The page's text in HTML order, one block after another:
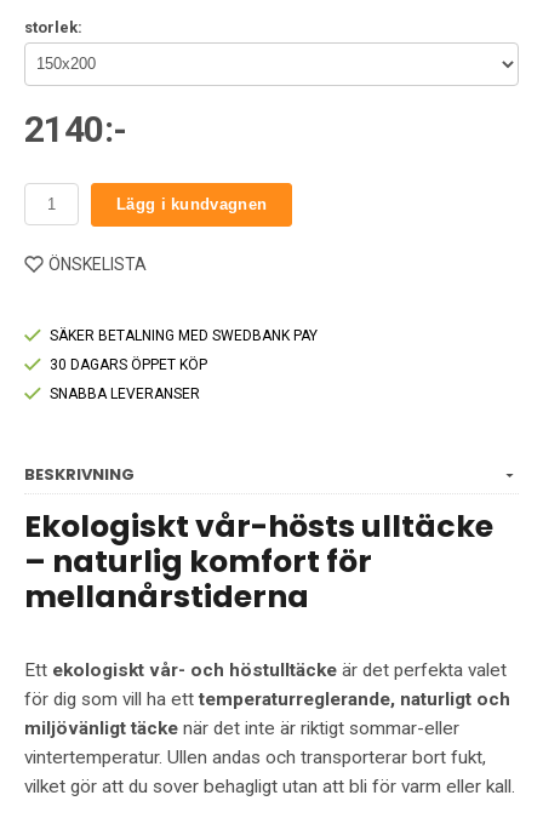
storlek:
2140:-
Lägg i kundvagnen
ÖNSKELISTA
SÄKER BETALNING MED SWEDBANK PAY
30 DAGARS ÖPPET KÖP
SNABBA LEVERANSER
BESKRIVNING
Ekologiskt vår-hösts ulltäcke
– naturlig komfort för
mellanårstiderna
Ett ekologiskt vår- och höstulltäcke är det perfekta valet
för dig som vill ha etttemperaturreglerande, naturligt och
miljövänligt täcke när det inte är riktigt sommar-eller
vintertemperatur. Ullen andas och transporterar bort fukt,
vilket gör att du sover behagligt utan att bli för varm eller kall.